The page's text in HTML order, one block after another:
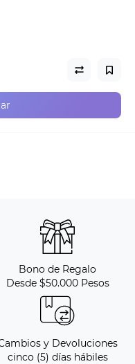
Bono de Regalo
Desde $50.000 Pesos
y Devoluciones
cinco (5) días hábiles